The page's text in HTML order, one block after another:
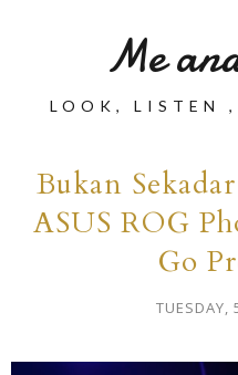
Me
LOOK, LISTEN ,
Bukan
ASUS ROG
Go
TUESDAY,